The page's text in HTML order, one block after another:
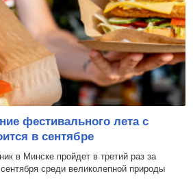
фестивального лета с
в сентябре
в Минске пройдет в третий раз за
среди великолепной природы